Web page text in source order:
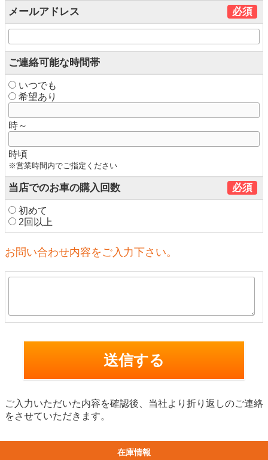
メールアドレス 必須
ご連絡可能な時間帯
いつでも
希望あり
時～
時頃
※営業時間内でご指定ください
当店でのお車の購入回数 必須
初めて
2回以上
お問い合わせ内容をご入力下さい。
ご入力いただいた内容を確認後、当社より折り返しのご連絡
をさせていただきます。
在庫情報